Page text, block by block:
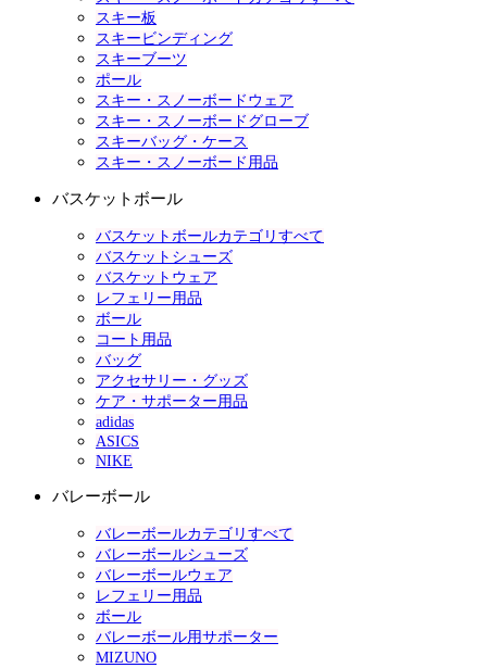
スキー板
スキービンディング
スキーブーツ
ポール
スキー・スノーボードウェア
スキー・スノーボードグローブ
スキーバッグ・ケース
スキー・スノーボード用品
バスケットボール
バスケットボールカテゴリすべて
バスケットシューズ
バスケットウェア
レフェリー用品
ボール
コート用品
バッグ
アクセサリー・グッズ
ケア・サポーター用品
adidas
ASICS
NIKE
バレーボール
バレーボールカテゴリすべて
バレーボールシューズ
バレーボールウェア
レフェリー用品
ボール
バレーボール用サポーター
MIZUNO